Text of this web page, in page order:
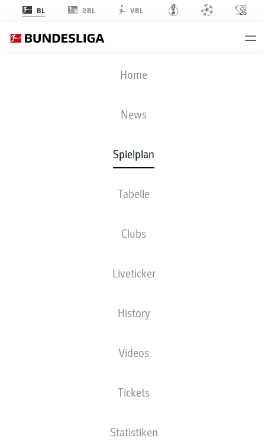
BL 2BL VBL
Home
News
Spielplan
Tabelle
Clubs
Liveticker
History
Videos
Tickets
Statistiken
RBL
1
AUFSTELLUNGEN
Kevin Kampl Amadou Haidara
Emil Forsberg